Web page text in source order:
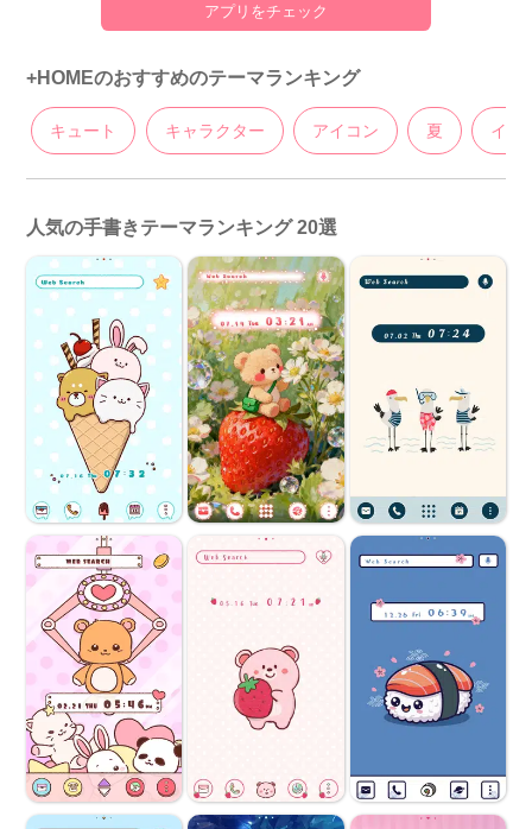
アプリをチェック
+HOMEのおすすめのテーマランキング
キュート キャラクター アイコン 夏 イラ
人気の手書きテーマランキング 20選